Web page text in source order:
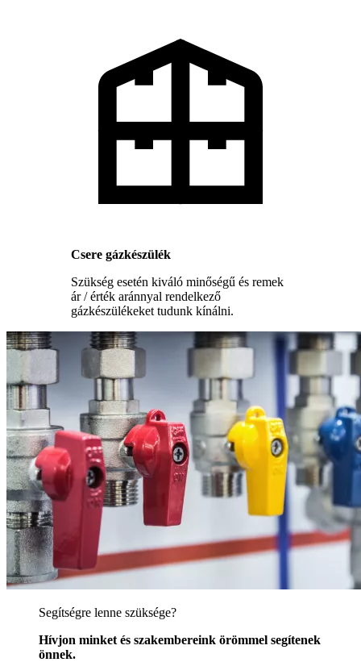
Csere gázkészülék
Szükség esetén kiváló minőségű és remek
ár / érték aránnyal rendelkező
gázkészülékeket tudunk kínálni.
Segítségre lenne szüksége?
Hívjon minket és szakembereink örömmel segítenek
önnek.